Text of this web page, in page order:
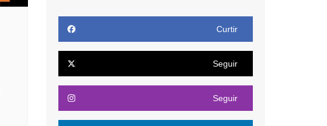
Curtir
Seguir
Seguir